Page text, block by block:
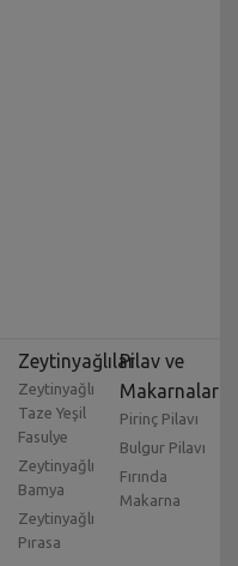
Zeytinyağlılar
Zeytinyağlı
Taze Yeşil
Fasulye
Zeytinyağlı
Bamya
Zeytinyağlı
Pırasa
Pilav ve
Makarnalar
Pirinç Pilavı
Bulgur Pilavı
Fırında
Makarna